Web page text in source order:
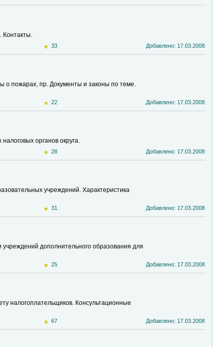
Контакты.
33 Добавлено: 17.03.2008
о пожарах, пр. Документы и законы по теме.
22 Добавлено: 17.03.2008
органов округа.
28 Добавлено: 17.03.2008
учреждений. Характеристика
31 Добавлено: 17.03.2008
дополнительного образования для
25 Добавлено: 17.03.2008
налогоплательщиков. Консультационные
67 Добавлено: 17.03.2008